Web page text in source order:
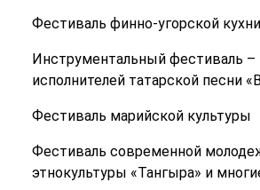
Фестиваль финно-угорской
Инструментальный фестиваль –
исполнителей татарской песни
Фестиваль марийской культуры
Фестиваль современной
этнокультуры «Тангыра» и